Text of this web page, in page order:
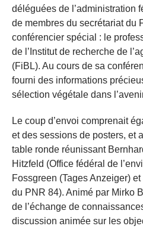
déléguées de l’administration
de membres du secrétariat du
conférencier spécial : le
de l’Institut de recherche de
(FiBL). Au cours de sa
fourni des informations
sélection végétale dans
Le coup d’envoi comprenait
et des sessions de posters, et
table ronde réunissant
Hitzfeld (Office fédéral de
Fossgreen (Tages Anzeiger)
du PNR 84). Animé par Mirko
de l’échange de
discussion animée sur les